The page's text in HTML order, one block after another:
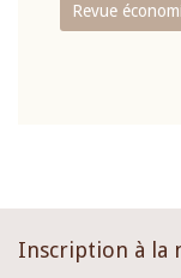
Revue
Inscription à la